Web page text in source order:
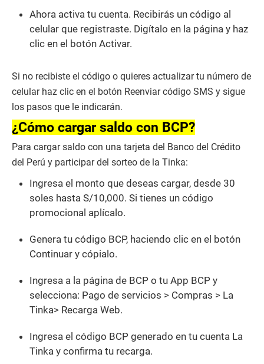
Ahora activa tu cuenta. Recibirás un código al
celular que registraste. Digítalo en la página y haz
clic en el botón Activar.
Si no recibiste el código o quieres actualizar tu número de
celular haz clic en el botón Reenviar código SMS y sigue
los pasos que le indicarán.
¿Cómo cargar saldo con BCP?
Para cargar saldo con una tarjeta del Banco del Crédito
del Perú y participar del sorteo de la Tinka:
Ingresa el monto que deseas cargar, desde 30
soles hasta S/10,000. Si tienes un código
promocional aplícalo.
Genera tu código BCP, haciendo clic en el botón
Continuar y cópialo.
Ingresa a la página de BCP o tu App BCP y
selecciona: Pago de servicios > Compras > La
Tinka> Recarga Web.
Ingresa el código BCP generado en tu cuenta La
Tinka y confirma tu recarga.